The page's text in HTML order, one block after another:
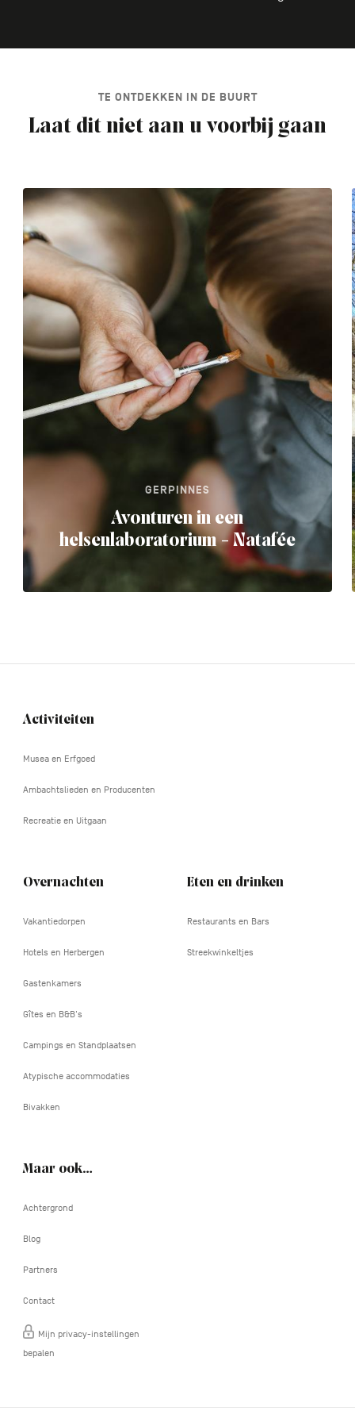
TE ONTDEKKEN IN DE BUURT
Laat dit niet aan u voorbij gaan
GERPINNES
Avonturen in een
helsenlaboratorium - Natafée
Navigation
Activiteiten
Musea en Erfgoed
Ambachtslieden en Producenten
Recreatie en Uitgaan
Overnachten
Vakantiedorpen
Hotels en Herbergen
Gastenkamers
Gîtes en B&B's
Campings en Standplaatsen
Atypische accommodaties
Bivakken
Eten en drinken
Restaurants en Bars
Streekwinkeltjes
Maar ook…
Achtergrond
Blog
Partners
Contact
Mijn privacy-instellingen
bepalen